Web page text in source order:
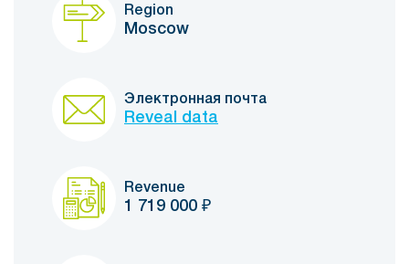
Region
Moscow
Электронная почта
Reveal data
Revenue
1 719 000 ₽